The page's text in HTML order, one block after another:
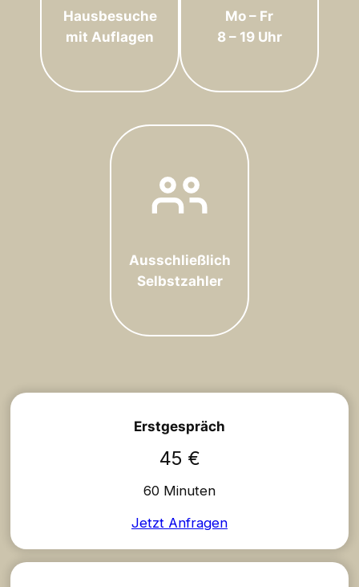
Hausbesuche
mit Auflagen
Mo – Fr
8 – 19 Uhr
Ausschließlich
Selbstzahler
Erstgespräch
45 €
60 Minuten
Jetzt Anfragen